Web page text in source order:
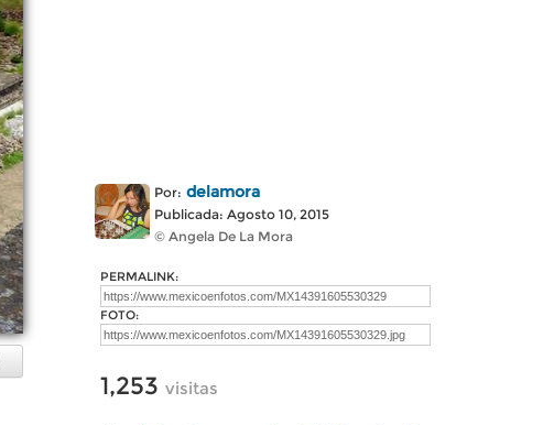
Por: delamora
Publicada: Agosto 10, 2015
© Angela De La Mora
PERMALINK:
FOTO:
1,253 visitas